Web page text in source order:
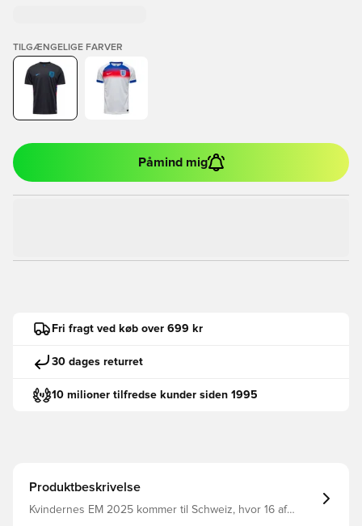
TILGÆNGELIGE FARVER
Påmind mig
Fri fragt ved køb over 699 kr
30 dages returret
10 milioner tilfredse kunder siden 1995
Produktbeskrivelse
Kvindernes EM 2025 kommer til Schweiz, hvor 16 af